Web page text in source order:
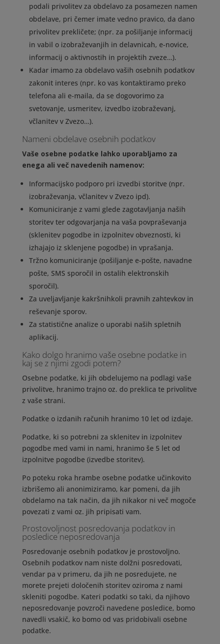
podali privolitev za obdelavo za posamezen namen
obdelave, pri čemer imate vedno pravico, da dano
privolitev prekličete; (npr. za pošiljanje informacij
in vabil o izobraževanjih in delavnicah, e-novice,
informacij o aktivnostih in projektih zveze…).
Kadar imamo za obdelavo vaših osebnih podatkov
zakonit interes (npr. ko vas kontaktiramo preko
telefona ali e-maila, da se dogovorimo za
svetovanje, usmeritev, izvedbo izobraževanj,
včlanitev v Zvezo…).
Nameni obdelave osebnih podatkov
Vaše osebne podatke lahko uporabljamo za
enega ali več navedenih namenov:
Informacijsko podporo pri izvedbi storitve (npr.
izobraževanja, včlanitev v Zvezo ipd).
Komuniciranje z vami glede zagotavljanja naših
storitev ter odgovarjanja na vaša povpraševanja
(sklenitev pogodbe in izpolnitev obveznosti, ki
izhajajo iz sklenjene pogodbe) in vprašanja.
Tržno komuniciranje (pošiljanje e-pošte, navadne
pošte, SMS sporočil in ostalih elektronskih
sporočil).
Za uveljavljanje kakršnihkoli pravnih zahtevkov in
reševanje sporov.
Za statistične analize o uporabi naših spletnih
aplikacij.
Kako dolgo hranimo vaše osebne podatke in
kaj se z njimi zgodi potem?
Osebne podatke, ki jih obdelujemo na podlagi vaše
privolitve, hranimo trajno oz. do preklica te privolitve
z vaše strani.
Podatke o izdanih računih hranimo 10 let od izdaje.
Podatke, ki so potrebni za sklenitev in izpolnitev
pogodbe med vami in nami, hranimo še 5 let od
izpolnitve pogodbe (izvedbe storitev).
Po poteku roka hrambe osebne podatke učinkovito
izbrišemo ali anonimiziramo, kar pomeni, da jih
obdelamo na tak način, da jih nikakor ni več mogoče
povezati z vami oz. jih pripisati vam.
Prostovoljnost posredovanja podatkov in
posledice neposredovanja
Posredovanje osebnih podatkov je prostovoljno.
Osebnih podatkov nam niste dolžni posredovati,
vendar pa v primeru, da jih ne posredujete, ne
morete prejeti določenih storitev oziroma z nami
skleniti pogodbe. Kateri podatki so taki, da njihovo
neposredovanje povzroči navedene posledice, bomo
navedli vsakič, ko bomo od vas pridobivali osebne
podatke.